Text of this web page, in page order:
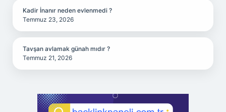
Kadir İnanır neden evlenmedi ?
Temmuz 23, 2026
Tavşan avlamak günah mıdır ?
Temmuz 21, 2026